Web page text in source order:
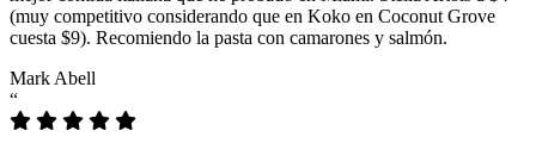
(muy competitivo considerando que en Koko en Coconut Grove
cuesta $9). Recomiendo la pasta con camarones y salmón.
Mark Abell
“